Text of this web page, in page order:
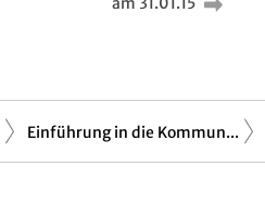
Einführung in die Kommun...